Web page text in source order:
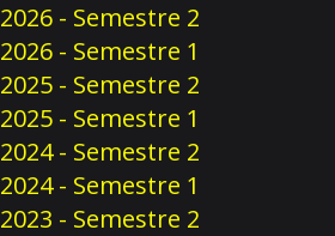
2026 - Semestre 2
2026 - Semestre 1
2025 - Semestre 2
2025 - Semestre 1
2024 - Semestre 2
2024 - Semestre 1
2023 - Semestre 2